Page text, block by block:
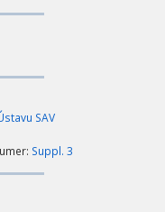
SAV
Suppl. 3